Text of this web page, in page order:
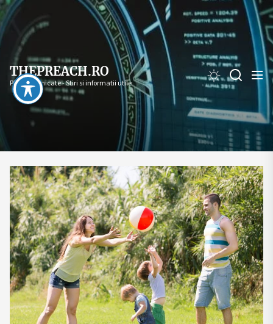
Skip
to
the
content
THEPREACH.RO
PR - Comunicate - Stiri si informatii utile